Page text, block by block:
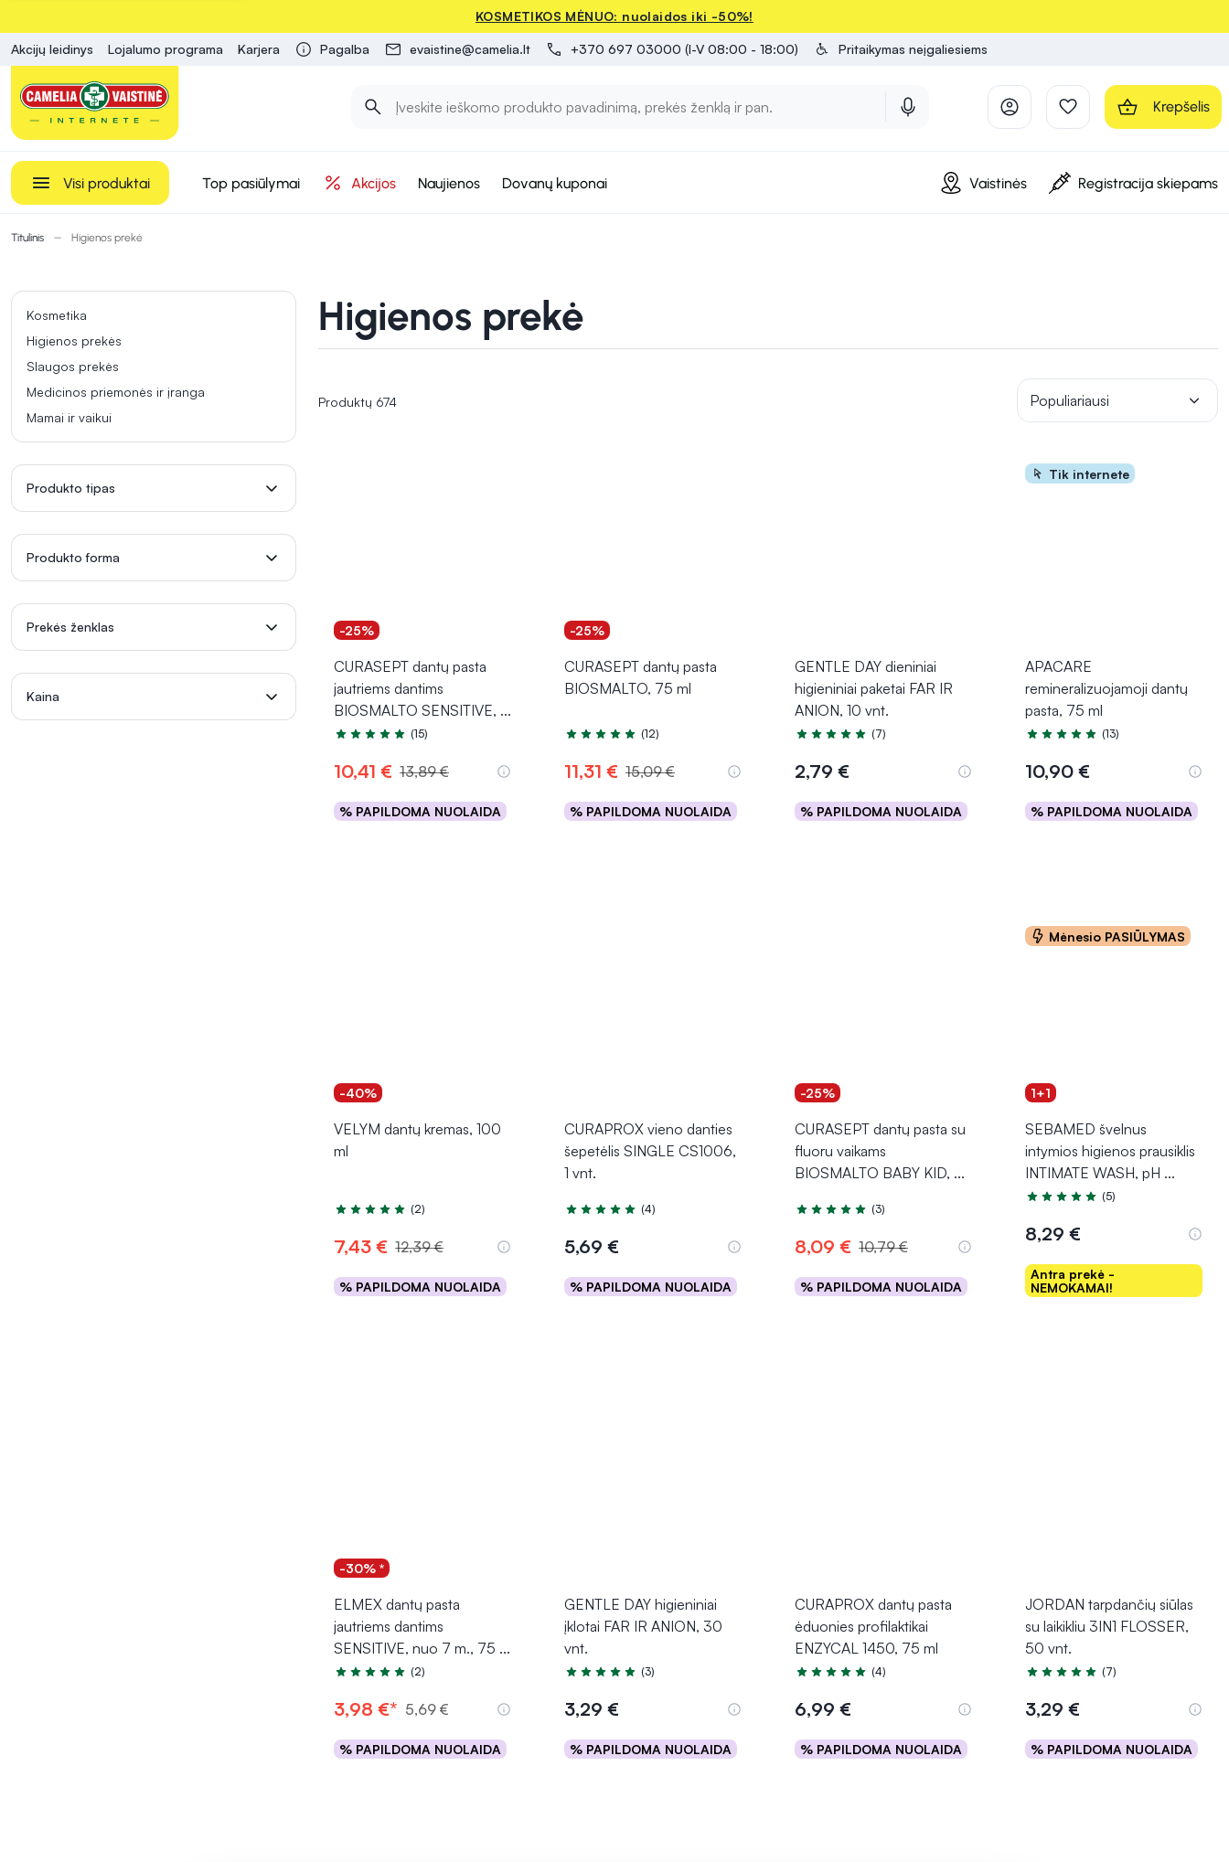
KOSMETIKOS MĖNUO: nuolaidos iki -50%!
Akcijų leidinys Lojalumo programa Karjera Pagalba evaistine@camelia.lt +370 697 03000 (I-V 08:00 - 18:00) Pritaikymas neįgaliesiems
Krepšelis
Visi produktai Top pasiūlymai Akcijos Naujienos Dovanų kuponai Vaistinės Registracija skiepams
Titulinis Higienos prekė
Kosmetika
Higienos prekės
Slaugos prekės
Medicinos priemonės ir įranga
Mamai ir vaikui
Produkto tipas
Produkto forma
Prekės ženklas
Kaina
Higienos prekė
Produktų 674 Populiariausi
-25%
CURASEPT dantų pasta
jautriems dantims
BIOSMALTO SENSITIVE, ...
Įvertinimas 4.9 iš 5
(15)
10,41 € 13,89 €
% PAPILDOMA NUOLAIDA
Į krepšelį
-25%
CURASEPT dantų pasta
BIOSMALTO, 75 ml
Įvertinimas 5.0 iš 5
(12)
11,31 € 15,09 €
% PAPILDOMA NUOLAIDA
Į krepšelį
GENTLE DAY dieniniai
higieniniai paketai FAR IR
ANION, 10 vnt.
Įvertinimas 5.0 iš 5
(7)
2,79 €
% PAPILDOMA NUOLAIDA
Į krepšelį
Tik internete
APACARE
remineralizuojamoji dantų
pasta, 75 ml
Įvertinimas 5.0 iš 5
(13)
10,90 €
% PAPILDOMA NUOLAIDA
Į krepšelį
-40%
VELYM dantų kremas, 100
ml
Įvertinimas 5.0 iš 5
(2)
7,43 € 12,39 €
% PAPILDOMA NUOLAIDA
Į krepšelį
CURAPROX vieno danties
šepetėlis SINGLE CS1006,
1 vnt.
Įvertinimas 5.0 iš 5
(4)
5,69 €
% PAPILDOMA NUOLAIDA
Į krepšelį
-25%
CURASEPT dantų pasta su
fluoru vaikams
BIOSMALTO BABY KID, ...
Įvertinimas 4.7 iš 5
(3)
8,09 € 10,79 €
% PAPILDOMA NUOLAIDA
Į krepšelį
Mėnesio PASIŪLYMAS
1+1
SEBAMED švelnus
intymios higienos prausiklis
INTIMATE WASH, pH ...
Įvertinimas 4.8 iš 5
(5)
8,29 €
Antra prekė -
NEMOKAMAI!
Į krepšelį
-30% *
ELMEX dantų pasta
jautriems dantims
SENSITIVE, nuo 7 m., 75 ...
Įvertinimas 4.5 iš 5
(2)
3,98 €* 5,69 €
% PAPILDOMA NUOLAIDA
Į krepšelį
GENTLE DAY higieniniai
įklotai FAR IR ANION, 30
vnt.
Įvertinimas 5.0 iš 5
(3)
3,29 €
% PAPILDOMA NUOLAIDA
Į krepšelį
CURAPROX dantų pasta
ėduonies profilaktikai
ENZYCAL 1450, 75 ml
Įvertinimas 5.0 iš 5
(4)
6,99 €
% PAPILDOMA NUOLAIDA
Į krepšelį
JORDAN tarpdančių siūlas
su laikikliu 3IN1 FLOSSER,
50 vnt.
Įvertinimas 5.0 iš 5
(7)
3,29 €
% PAPILDOMA NUOLAIDA
Į krepšelį